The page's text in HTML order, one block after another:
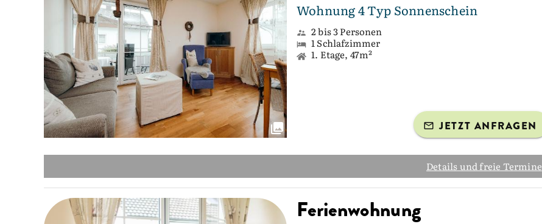
Wohnung 4 Typ Sonnenschein
2 bis 3 Personen
1 Schlafzimmer
1. Etage, 47m²
JETZT ANFRAGEN
Details und freie Termine
Ferienwohnung